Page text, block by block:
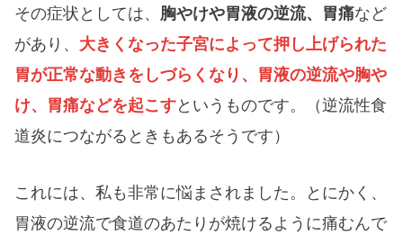
その症状としては、 胸やけや胃液の逆流、胃痛など
があり、 大きくなった子宮によって押し上げられた
胃が正常な動きをしづらくなり、胃液の逆流や胸や
け、胃痛などを起こすというものです。（逆流性食
道炎につながるときもあるそうです）
これには、私も非常に悩まされました。とにかく、
胃液の逆流で食道のあたりが焼けるように痛むんで